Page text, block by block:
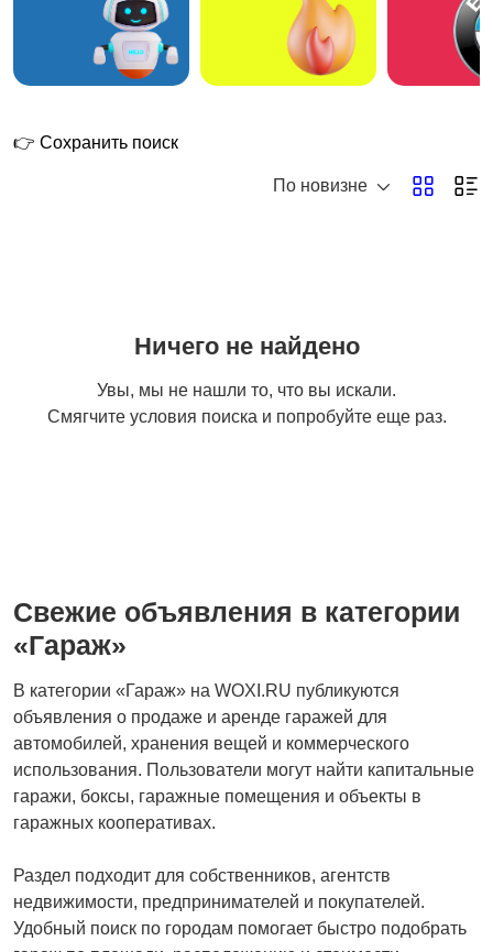
👉 Сохранить поиск
По новизне
Ничего не найдено
Увы, мы не нашли то, что вы искали.
Смягчите условия поиска и попробуйте еще раз.
Свежие объявления в категории
«Гараж»
В категории «Гараж» на WOXI.RU публикуются
объявления о продаже и аренде гаражей для
автомобилей, хранения вещей и коммерческого
использования. Пользователи могут найти капитальные
гаражи, боксы, гаражные помещения и объекты в
гаражных кооперативах.
Раздел подходит для собственников, агентств
недвижимости, предпринимателей и покупателей.
Удобный поиск по городам помогает быстро подобрать